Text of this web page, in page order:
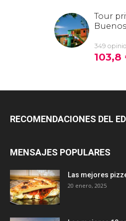
RECOMENDACIONES DEL
MENSAJES POPULARES
Las mejores
20 enero, 2025